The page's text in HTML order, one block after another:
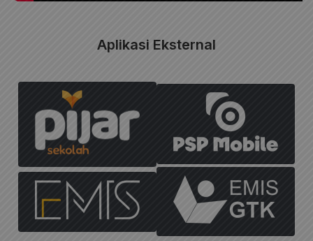
Aplikasi Eksternal